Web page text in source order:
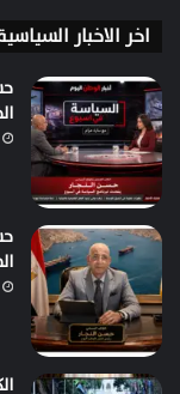
اخر الاخبار